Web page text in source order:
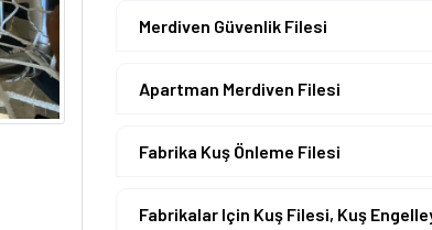
Merdiven Güvenlik Filesi
Apartman Merdiven Filesi
Fabrika Kuş Önleme Filesi
Fabrikalar Için Kuş Filesi, Kuş